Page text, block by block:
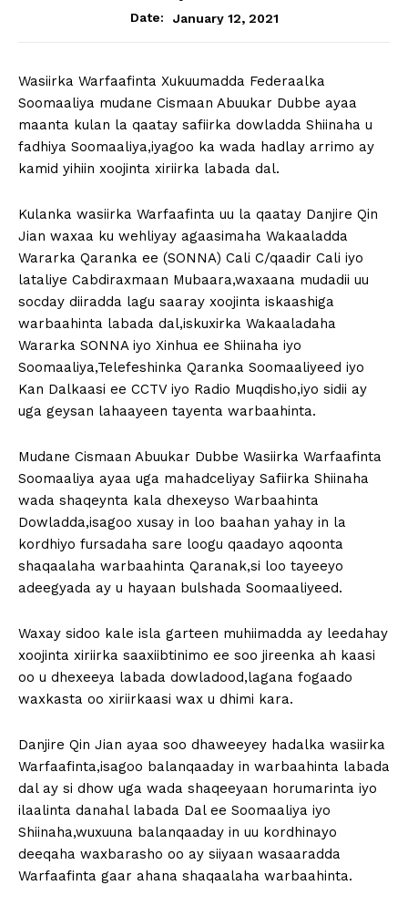
Date:
January 12, 2021
Wasiirka Warfaafinta Xukuumadda Federaalka
Soomaaliya mudane Cismaan Abuukar Dubbe ayaa
maanta kulan la qaatay safiirka dowladda Shiinaha u
fadhiya Soomaaliya,iyagoo ka wada hadlay arrimo ay
kamid yihiin xoojinta xiriirka labada dal.
Kulanka wasiirka Warfaafinta uu la qaatay Danjire Qin
Jian waxaa ku wehliyay agaasimaha Wakaaladda
Wararka Qaranka ee (SONNA) Cali C/qaadir Cali iyo
lataliye Cabdiraxmaan Mubaara,waxaana mudadii uu
socday diiradda lagu saaray xoojinta iskaashiga
warbaahinta labada dal,iskuxirka Wakaaladaha
Wararka SONNA iyo Xinhua ee Shiinaha iyo
Soomaaliya,Telefeshinka Qaranka Soomaaliyeed iyo
Kan Dalkaasi ee CCTV iyo Radio Muqdisho,iyo sidii ay
uga geysan lahaayeen tayenta warbaahinta.
Mudane Cismaan Abuukar Dubbe Wasiirka Warfaafinta
Soomaaliya ayaa uga mahadceliyay Safiirka Shiinaha
wada shaqeynta kala dhexeyso Warbaahinta
Dowladda,isagoo xusay in loo baahan yahay in la
kordhiyo fursadaha sare loogu qaadayo aqoonta
shaqaalaha warbaahinta Qaranak,si loo tayeeyo
adeegyada ay u hayaan bulshada Soomaaliyeed.
Waxay sidoo kale isla garteen muhiimadda ay leedahay
xoojinta xiriirka saaxiibtinimo ee soo jireenka ah kaasi
oo u dhexeeya labada dowladood,lagana fogaado
waxkasta oo xiriirkaasi wax u dhimi kara.
Danjire Qin Jian ayaa soo dhaweeyey hadalka wasiirka
Warfaafinta,isagoo balanqaaday in warbaahinta labada
dal ay si dhow uga wada shaqeeyaan horumarinta iyo
ilaalinta danahal labada Dal ee Soomaaliya iyo
Shiinaha,wuxuuna balanqaaday in uu kordhinayo
deeqaha waxbarasho oo ay siiyaan wasaaradda
Warfaafinta gaar ahana shaqaalaha warbaahinta.